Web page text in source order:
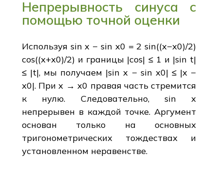
Непрерывность синуса с
помощью точной оценки
Используя sin x − sin x0 = 2 sin((x−x0)/2)
cos((x+x0)/2) и границы |cos| ≤ 1 и |sin t|
≤ |t|, мы получаем |sin x − sin x0| ≤ |x −
x0|. При x → x0 правая часть стремится
к нулю. Следовательно, sin x
непрерывен в каждой точке. Аргумент
основан только на основных
тригонометрических тождествах и
установленном неравенстве.